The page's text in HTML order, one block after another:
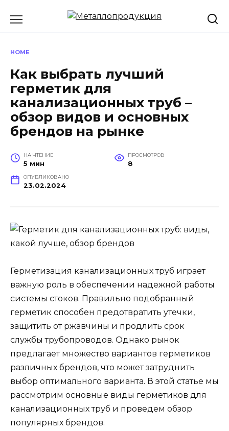
HOME
Как выбрать лучший
герметик для
канализационных труб –
обзор видов и основных
брендов на рынке
НА ЧТЕНИЕ
5 мин
ПРОСМОТРОВ
8
ОПУБЛИКОВАНО
23.02.2024
Герметизация канализационных труб играет
важную роль в обеспечении надежной работы
системы стоков. Правильно подобранный
герметик способен предотвратить утечки,
защитить от ржавчины и продлить срок
службы трубопроводов. Однако рынок
предлагает множество вариантов герметиков
различных брендов, что может затруднить
выбор оптимального варианта. В этой статье мы
рассмотрим основные виды герметиков для
канализационных труб и проведем обзор
популярных брендов.